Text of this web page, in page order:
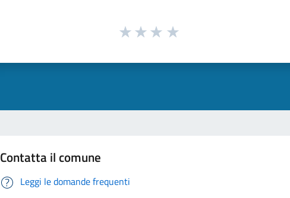
Contatta il comune
Leggi le domande frequenti